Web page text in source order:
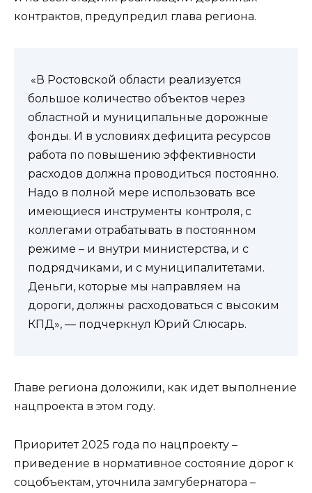
контрактов, предупредил глава региона.
«В Ростовской области реализуется
большое количество объектов через
областной и муниципальные дорожные
фонды. И в условиях дефицита ресурсов
работа по повышению эффективности
расходов должна проводиться постоянно.
Надо в полной мере использовать все
имеющиеся инструменты контроля, с
коллегами отрабатывать в постоянном
режиме – и внутри министерства, и с
подрядчиками, и с муниципалитетами.
Деньги, которые мы направляем на
дороги, должны расходоваться с высоким
КПД», — подчеркнул Юрий Слюсарь.
Главе региона доложили, как идет выполнение
нацпроекта в этом году.
Приоритет 2025 года по нацпроекту –
приведение в нормативное состояние дорог к
соцобъектам, уточнила замгубернатора –